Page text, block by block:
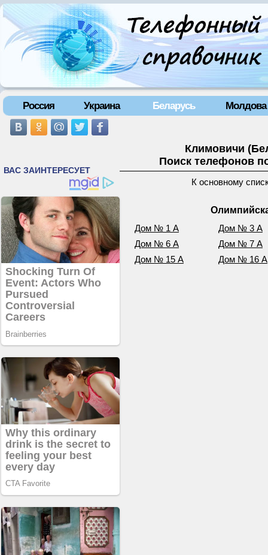
Россия Украина Беларусь Молдова
Климовичи
Поиск телефонов
К основному
Дом № 1 А
Дом № 3 А
Дом № 6 А
Дом № 7 А
Дом № 15 А
Дом № 16 А